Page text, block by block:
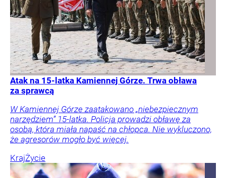
Atak na 15-latka Kamiennej Górze. Trwa obława
za sprawcą
W Kamiennej Górze zaatakowano „niebezpiecznym
narzędziem” 15-latka. Policja prowadzi obławę za
osobą, która miała napaść na chłopca. Nie wykluczono,
że agresorów mogło być więcej.
KrajŻycie